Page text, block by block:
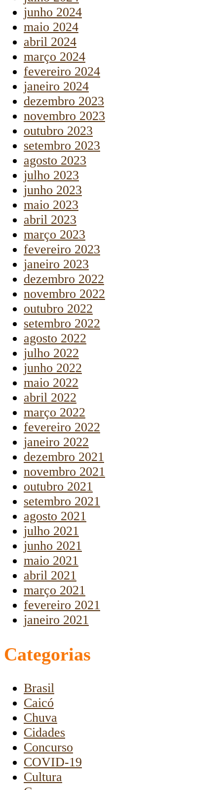
junho 2024
maio 2024
abril 2024
março 2024
fevereiro 2024
janeiro 2024
dezembro 2023
novembro 2023
outubro 2023
setembro 2023
agosto 2023
julho 2023
junho 2023
maio 2023
abril 2023
março 2023
fevereiro 2023
janeiro 2023
dezembro 2022
novembro 2022
outubro 2022
setembro 2022
agosto 2022
julho 2022
junho 2022
maio 2022
abril 2022
março 2022
fevereiro 2022
janeiro 2022
dezembro 2021
novembro 2021
outubro 2021
setembro 2021
agosto 2021
julho 2021
junho 2021
maio 2021
abril 2021
março 2021
fevereiro 2021
janeiro 2021
Categorias
Brasil
Caicó
Chuva
Cidades
Concurso
COVID-19
Cultura